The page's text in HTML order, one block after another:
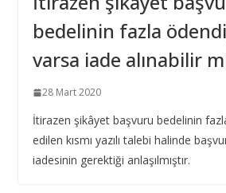
Güncellenmesi ve Sınır Değer
28 Şubat 2025
ortak girişim olması durumunda kim
10 Aralık 2024
Bilişim hizmet alımı ihalelerinde
bedelinin fazla
varsa iade alınabilir
28 Mart 2020
İtirazen şikâyet başvuru bedelinin
edilen kısmı yazılı talebi halinde
iadesinin gerektiği anlaşılmıştır.